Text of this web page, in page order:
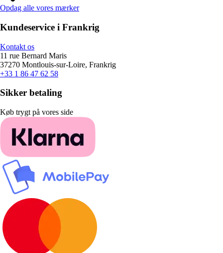
Opdag alle vores mærker
Kundeservice i Frankrig
Kontakt os
11 rue Bernard Maris
37270 Montlouis-sur-Loire, Frankrig
+33 1 86 47 62 58
Sikker betaling
Køb trygt på vores side